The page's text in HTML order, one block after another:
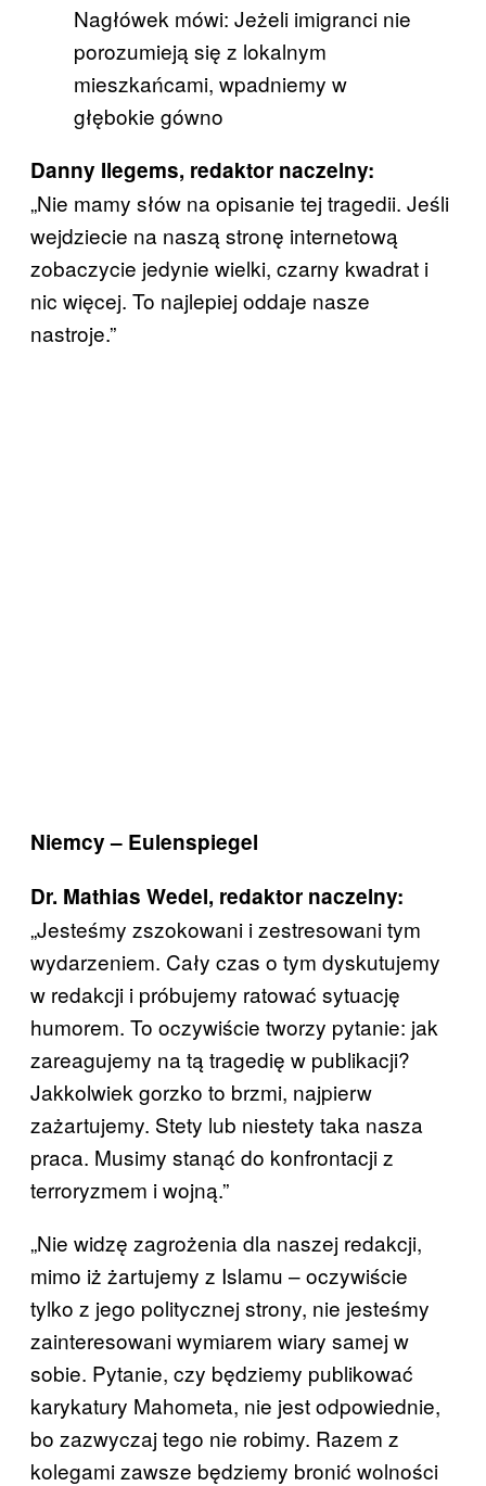
Nagłówek mówi: Jeżeli imigranci nie
porozumieją się z lokalnym
mieszkańcami, wpadniemy w
głębokie gówno
Danny Ilegems, redaktor naczelny:
„Nie mamy słów na opisanie tej tragedii. Jeśli
wejdziecie na naszą stronę internetową
zobaczycie jedynie wielki, czarny kwadrat i
nic więcej. To najlepiej oddaje nasze
nastroje.”
Niemcy – Eulenspiegel
Dr. Mathias Wedel, redaktor naczelny:
„Jesteśmy zszokowani i zestresowani tym
wydarzeniem. Cały czas o tym dyskutujemy
w redakcji i próbujemy ratować sytuację
humorem. To oczywiście tworzy pytanie: jak
zareagujemy na tą tragedię w publikacji?
Jakkolwiek gorzko to brzmi, najpierw
zażartujemy. Stety lub niestety taka nasza
praca. Musimy stanąć do konfrontacji z
terroryzmem i wojną.”
„Nie widzę zagrożenia dla naszej redakcji,
mimo iż żartujemy z Islamu – oczywiście
tylko z jego politycznej strony, nie jesteśmy
zainteresowani wymiarem wiary samej w
sobie. Pytanie, czy będziemy publikować
karykatury Mahometa, nie jest odpowiednie,
bo zazwyczaj tego nie robimy. Razem z
kolegami zawsze będziemy bronić wolności